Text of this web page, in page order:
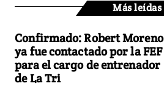
Más leídas
Confirmado: Robert Moreno
ya fue contactado por la FEF
para el cargo de entrenador
de La Tri